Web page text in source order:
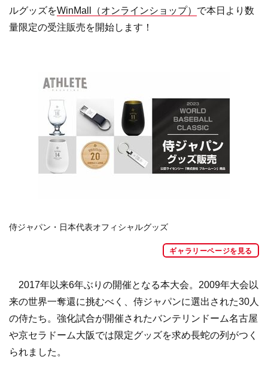
ルグッズをWinMall（オンラインショップ） で本日より数
量限定の受注販売を開始します！
侍ジャパン・日本代表オフィシャルグッズ
ギャラリーページを見る
2017年以来6年ぶりの開催となる本大会。2009年大会以
来の世界一奪還に挑むべく、侍ジャパンに選出された30人
の侍たち。強化試合が開催されたバンテリンドーム名古屋
や京セラドーム大阪では限定グッズを求め長蛇の列がつく
られました。